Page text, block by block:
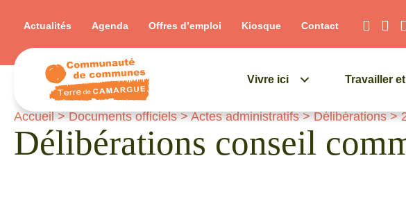
Actualités Agenda Offres d’emploi Kiosque
Contact
Vivre ici Travailler
Accueil>Documents officiels>Actes administratifs>Délibérations>
Délibérations conseil